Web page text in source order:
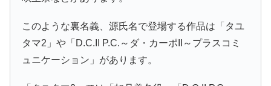
このような裏名義、源氏名で登場する作品は「タユ
タマ2」や「D.C.II P.C.～ダ・カーポII～プラスコミ
ュニケーション」があります。